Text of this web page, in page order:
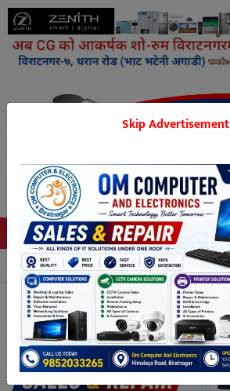
Tags
Skip Advertisement